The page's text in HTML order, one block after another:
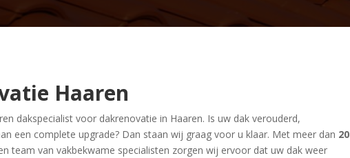
Haaren
dakspecialist voor dakrenovatie in Haaren. Is uw dak verouderd,
een complete upgrade? Dan staan wij graag voor u klaar. Met meer dan 20
team van vakbekwame specialisten zorgen wij ervoor dat uw dak weer